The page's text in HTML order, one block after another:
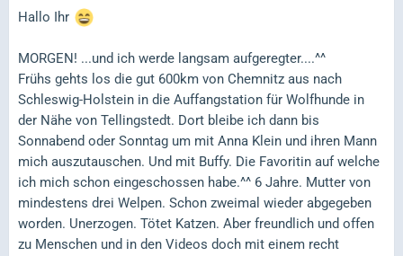
Hallo Ihr
MORGEN! ...und ich werde langsam aufgeregter....^^
Frühs gehts los die gut 600km von Chemnitz aus nach
Schleswig-Holstein in die Auffangstation für Wolfhunde in
der Nähe von Tellingstedt. Dort bleibe ich dann bis
Sonnabend oder Sonntag um mit Anna Klein und ihren Mann
mich auszutauschen. Und mit Buffy. Die Favoritin auf welche
ich mich schon eingeschossen habe.^^ 6 Jahre. Mutter von
mindestens drei Welpen. Schon zweimal wieder abgegeben
worden. Unerzogen. Tötet Katzen. Aber freundlich und offen
zu Menschen und in den Videos doch mit einem recht